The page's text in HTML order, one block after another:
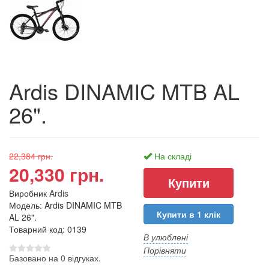
Ardis DINAMIC MTB AL
26".
22,384 грн.
20,330 грн.
Виробник Ardis
Модель: Ardis DINAMIC MTB
AL 26".
Товарний код: 0139
Базовано на 0 відгуках.
На складі
Купити в 1 клік
В улюблені
Порівняти